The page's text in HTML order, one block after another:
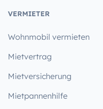
VERMIETER
Wohnmobil vermieten
Mietvertrag
Mietversicherung
Mietpannenhilfe